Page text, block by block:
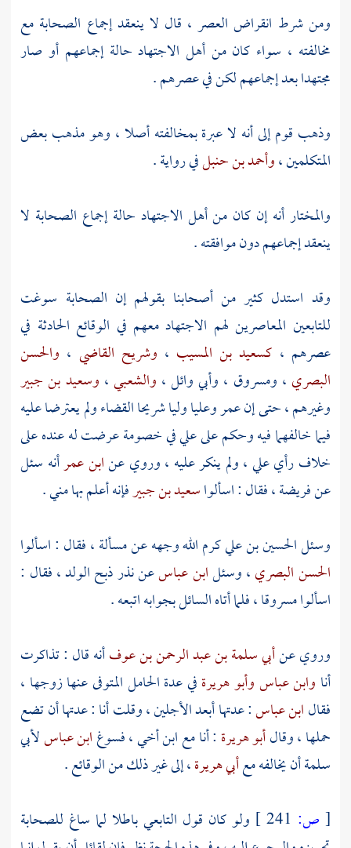
ومن شرط انقراض العصر ، قال لا ينعقد إجماع الصحابة مع
مخالفته ، سواء كان من أهل الاجتهاد حالة إجماعهم أو صار
مجتهدا بعد إجماعهم لكن في عصرهم .
وذهب قوم إلى أنه لا عبرة بمخالفته أصلا ، وهو مذهب بعض
المتكلمين ،وأحمد بن حنبلفي رواية .
والمختار أنه إن كان من أهل الاجتهاد حالة إجماع الصحابة لا
ينعقد إجماعهم دون موافقته .
وقد استدل كثير من أصحابنا بقولهم إن الصحابة سوغت
للتابعين المعاصرين لهم الاجتهاد معهم في الوقائع الحادثة في
عصرهم ، كسعيد بن المسيب ، وشريح القاضي ، والحسن
البصري ، ومسروق ، وأبي وائل، والشعبي، وسعيد بن جبير
وغيرهم ، حتى إنعمروعلياولياشريحاالقضاء ولم يعترضا عليه
فيما خالفهما فيه وحكم علىعليفي خصومة عرضت له عنده على
خلاف رأيعلي، ولم ينكر عليه ، وروي عنابن عمرأنه سئل
عن فريضة ، فقال : اسألواسعيد بن جبيرفإنه أعلم بها مني .
وسئلالحسين بن عليكرم الله وجهه عن مسألة ، فقال : اسألوا
الحسن البصري، وسئلابن عباسعن نذر ذبح الولد ، فقال :
اسألوامسروقا، فلما أتاه السائل بجوابه اتبعه .
وروي عنأبي سلمة بن عبد الرحمن بن عوفأنه قال : تذاكرت
أنا وابن عباسوأبو هريرةفي عدة الحامل المتوفى عنها زوجها ،
فقالابن عباس: عدتها أبعد الأجلين ، وقلت أنا : عدتها أن تضع
حملها ، وقالأبو هريرة : أنا مع ابن أخي ، فسوغابن عباسلأبي
سلمةأن يخالفه معأبي هريرة، إلى غير ذلك من الوقائع .
[ ص:
ولو كان قول التابعي باطلا لما ساغ للصحابة